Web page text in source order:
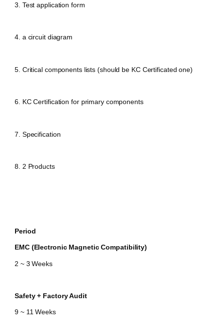
3. Test application form
4. a circuit diagram
5. Critical components lists (should be KC Certificated one)
6. KC Certification for primary components
7. Specification
8. 2 Products
Period
EMC (Electronic Magnetic Compatibility)
2 ~ 3 Weeks
Safety + Factory Audit
9 ~ 11 Weeks